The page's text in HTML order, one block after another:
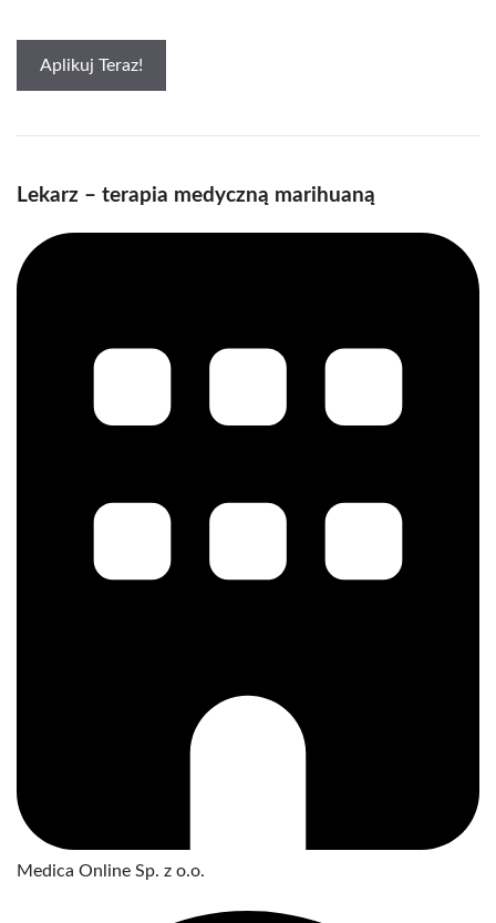
Aplikuj Teraz!
Lekarz – terapia medyczną marihuaną
Medica Online Sp. z o.o.